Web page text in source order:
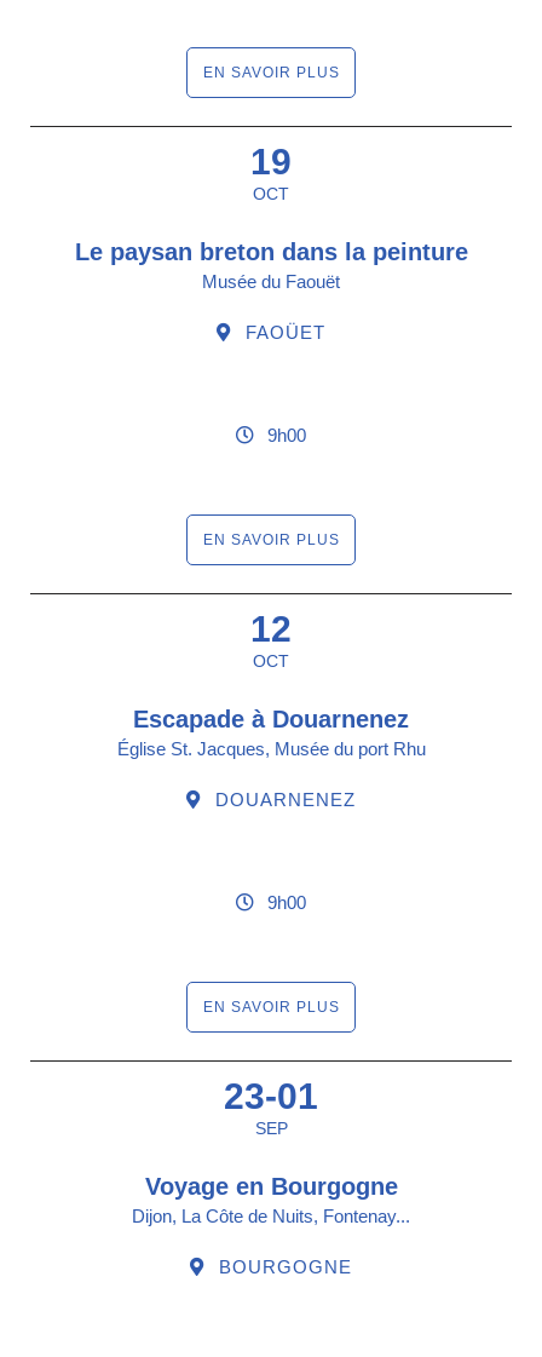
EN SAVOIR PLUS
19
OCT
Le paysan breton dans la peinture
Musée du Faouët
FAOÜET
9h00
EN SAVOIR PLUS
12
OCT
Escapade à Douarnenez
Église St. Jacques, Musée du port Rhu
DOUARNENEZ
9h00
EN SAVOIR PLUS
23-01
SEP
Voyage en Bourgogne
Dijon, La Côte de Nuits, Fontenay...
BOURGOGNE